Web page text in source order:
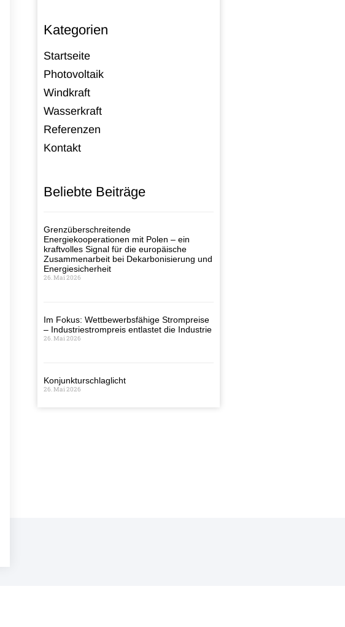
Kategorien
Startseite
Photovoltaik
Windkraft
Wasserkraft
Referenzen
Kontakt
Beliebte Beiträge
Grenzüberschreitende
Energiekooperationen mit Polen – ein
kraftvolles Signal für die europäische
Zusammenarbeit bei Dekarbonisierung und
Energiesicherheit
26. Mai 2026
Im Fokus: Wettbewerbsfähige Strompreise
– Industriestrompreis entlastet die Industrie
26. Mai 2026
Konjunkturschlaglicht
26. Mai 2026